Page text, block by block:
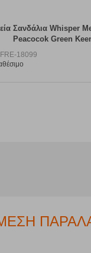
Σανδάλια Whisper
Peacocok Green
FRE-18099